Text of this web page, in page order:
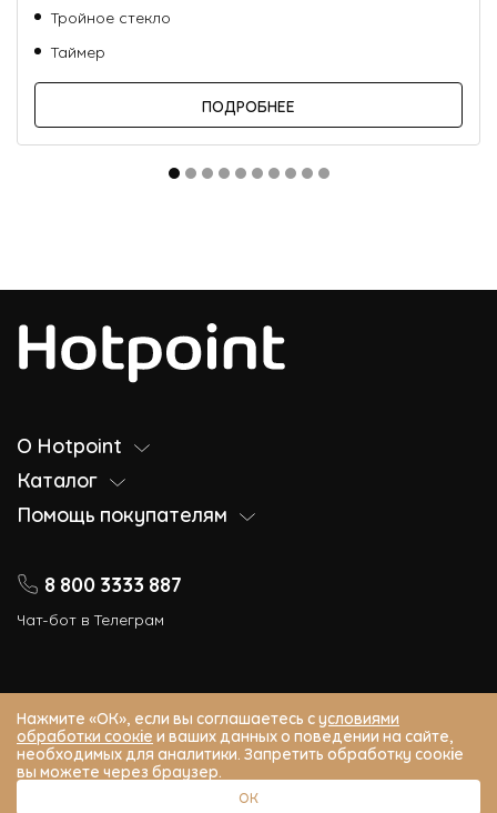
Тройное стекло
Таймер
ПОДРОБНЕЕ
О Hotpoint
Каталог
Помощь покупателям
8 800 3333 887
Чат-бот в Телеграм
© 2026 Hotpoint (Хотпоинт) – Официальный сайт. Все права защищены.
г. Москва, Ленинградский пр-кт, д. 15, стр. 10, этаж 1
service@ihpappliances.ru
Нажмите «ОК», если вы соглашаетесь сусловиями
обработки соокіеи ваших данных о поведении на сайте,
необходимых для аналитики. Запретить обработку соокіе
вы можете через браузер.
ОК